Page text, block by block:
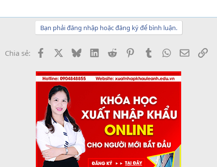
Bạn phải đăng nhập hoặc đăng ký để bình luận.
Chia sẻ: Facebook BlueskyLinkedInReddit PinterestTumblrWhatsApp
Email